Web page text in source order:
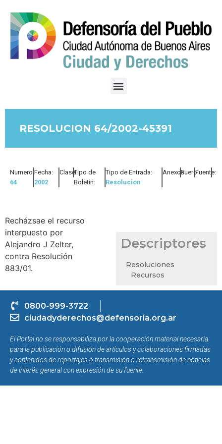
RESOLUCION 64/2002-45391
Numero:
64
Fecha:
2002
Clase:Tipo de
Boletín:
Tipo de Entrada:
Resolucion
Anexos:Fuero:Fuente:
Recházsae el recurso
interpuesto por
Alejandro J Zelter,
contra Resolución
883/01.
Descriptores
Resoluciones
Recursos
0800-999-3722
ciudadyderechos@defensoria.org.ar
El Portal no se responsabiliza por la cooperación material necesaria
para la publicación o difusión de artículos y colaboraciones firmadas
y contenidos de reportajes o transmisión o retransmisión de noticias
de interés general con expresión de su fuente.